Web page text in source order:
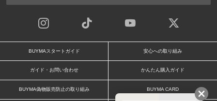
BUYMAスタートガイド 安心への取り組み
ガイド・お問い合わせ かんたん購入ガイド
BUYMA偽物販売防止の取り組み BUYMA CARD